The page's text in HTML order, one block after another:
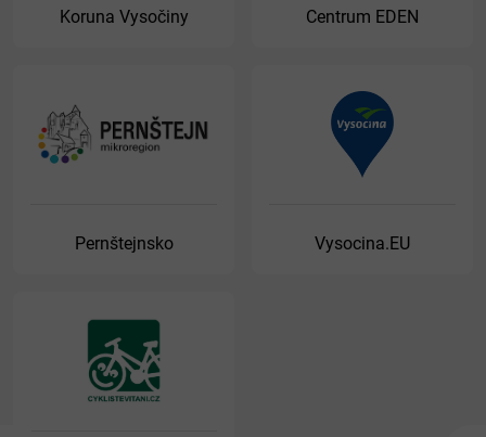
Koruna Vysočiny Centrum EDEN
Pernštejnsko Vysocina.EU